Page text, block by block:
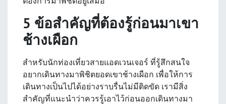
5 ข้อสำคัญที่ต้องรู้ก่อนมาเขา
ช้างเผือก
สำหรับนักท่องเที่ยวสายแอดเวนเจอร์ ที่รู้สึกสนใจ
อยากเดินทางมาพิชิตยอดเขาช้างเผือก เพื่อให้การ
เดินทางเป็นไปได้อย่างราบรื่นไม่มีติดขัด เรามีสิ่ง
สำคัญที่แนะนำว่าควรรู้เอาไว้ก่อนออกเดินทางมา